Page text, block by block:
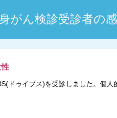
がん検診受診者の
性
ドゥイブス)を受診しました。個人